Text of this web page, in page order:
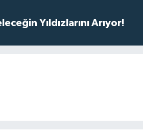
Yıldızlarını Arıyor!